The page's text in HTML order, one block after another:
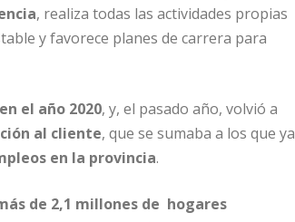
, realiza todas las actividades propias
y favorece planes de carrera para
el año 2020, y, el pasado año, volvió a
al cliente, que se sumaba a los que ya
en la provincia.
de 2,1 millones de hogares